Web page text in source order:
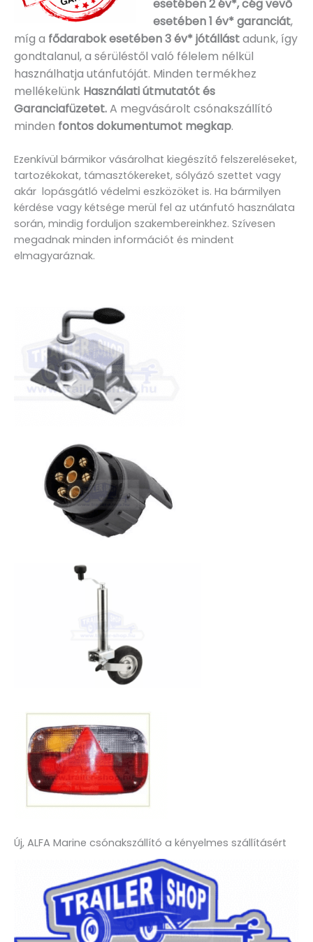
esetében 2 év*, cég vevő
esetében 1 év* garanciát,
míg a fődarabok esetében 3 év* jótállástadunk, így
gondtalanul, a sérüléstől való félelem nélkül
használhatja utánfutóját. Minden termékhez
mellékelünk Használati útmutatót és
Garanciafüzetet.A megvásárolt csónakszállító
minden fontos dokumentumot megkap.
Ezenkívül bármikor vásárolhat kiegészítő felszereléseket,
tartozékokat, támasztókereket, sólyázó szettet vagy
akár lopásgátló védelmi eszközöket is. Ha bármilyen
kérdése vagy kétsége merül fel az utánfutó használata
során, mindig forduljon szakembereinkhez. Szívesen
megadnak minden információt és mindent
elmagyaráznak.
Új, ALFA Marine csónakszállító a kényelmes szállításért